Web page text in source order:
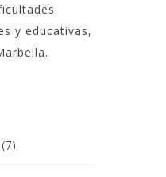
y educativas,
(7)